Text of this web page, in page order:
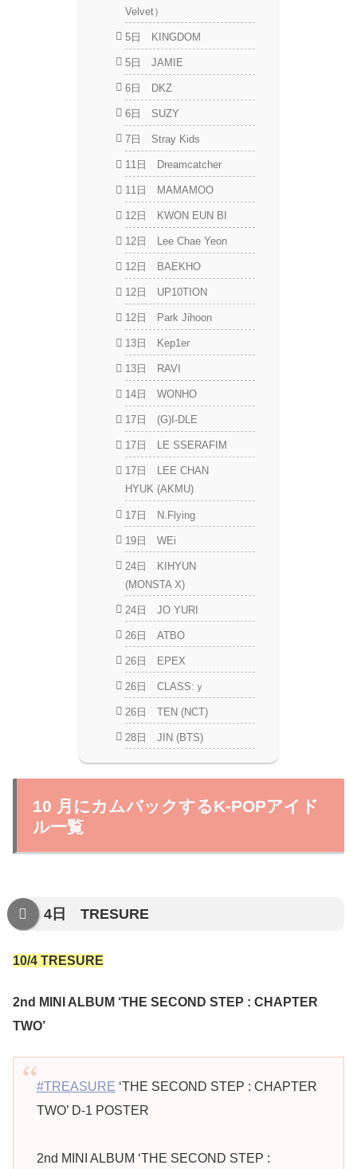
Velvet）
5日 KINGDOM
5日 JAMIE
6日 DKZ
6日 SUZY
7日 Stray Kids
11日 Dreamcatcher
11日 MAMAMOO
12日 KWON EUN BI
12日 Lee Chae Yeon
12日 BAEKHO
12日 UP10TION
12日 Park Jihoon
13日 Kep1er
13日 RAVI
14日 WONHO
17日 (G)I-DLE
17日 LE SSERAFIM
17日 LEE CHAN
HYUK (AKMU)
17日 N.Flying
19日 WEi
24日 KIHYUN
(MONSTA X)
24日 JO YURI
26日 ATBO
26日 EPEX
26日 CLASS:ｙ
26日 TEN (NCT)
28日 JIN (BTS)
10 月にカムバックするK-POPアイド
ル一覧
4日 TRESURE
10/4 TRESURE
2nd MINI ALBUM ‘THE SECOND STEP : CHAPTER
TWO’
#TREASURE ‘THE SECOND STEP : CHAPTER
TWO’ D-1 POSTER
2nd MINI ALBUM ‘THE SECOND STEP :